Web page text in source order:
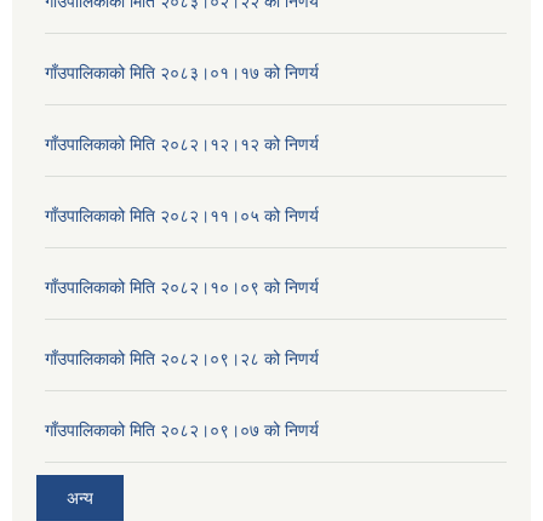
गाँउपालिकाको मिति २०८३।०१।१७ को निणर्य
गाँउपालिकाको मिति २०८२।१२।१२ को निणर्य
गाँउपालिकाको मिति २०८२।११।०५ को निणर्य
गाँउपालिकाको मिति २०८२।१०।०९ को निणर्य
गाँउपालिकाको मिति २०८२।०९।२८ को निणर्य
गाँउपालिकाको मिति २०८२।०९।०७ को निणर्य
अन्य